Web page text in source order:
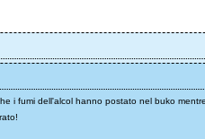
i fumi dell'alcol hanno postato nel buko